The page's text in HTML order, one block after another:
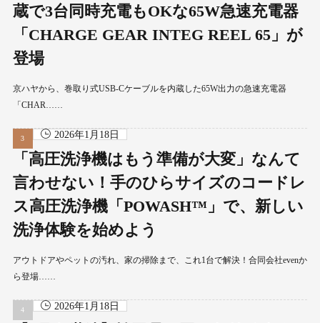
蔵で3台同時充電もOKな65W急速充電器
「CHARGE GEAR INTEG REEL 65」が
登場
京ハヤから、巻取り式USB-Cケーブルを内蔵した65W出力の急速充電器
「CHAR……
2026年1月18日
「高圧洗浄機はもう準備が大変」なんて
言わせない！手のひらサイズのコードレ
ス高圧洗浄機「POWASH™」で、新しい
洗浄体験を始めよう
アウトドアやペットの汚れ、家の掃除まで、これ1台で解決！合同会社evenか
ら登場……
2026年1月18日